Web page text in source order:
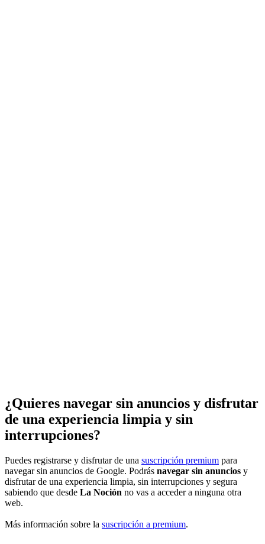
¿Quieres navegar sin anuncios y disfrutar
de una experiencia limpia y sin
interrupciones?
Puedes registrarse y disfrutar de una suscripción premium para
navegar sin anuncios de Google. Podrás navegar sin anuncios y
disfrutar de una experiencia limpia, sin interrupciones y segura
sabiendo que desde La Noción no vas a acceder a ninguna otra
web.
Más información sobre la suscripción a premium.